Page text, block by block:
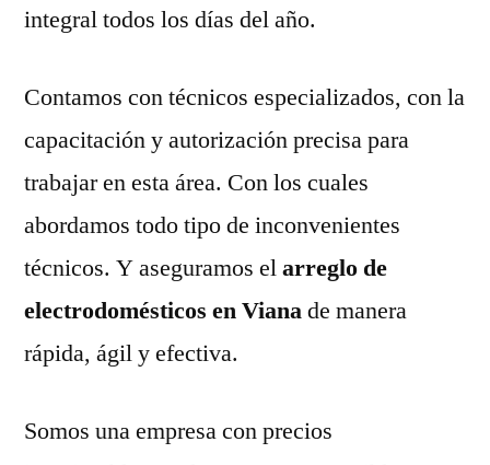
integral todos los días del año.
Contamos con técnicos especializados, con la
capacitación y autorización precisa para
trabajar en esta área. Con los cuales
abordamos todo tipo de inconvenientes
técnicos. Y aseguramos elarreglo de
electrodomésticos en Vianade manera
rápida, ágil y efectiva.
Somos una empresa con precios